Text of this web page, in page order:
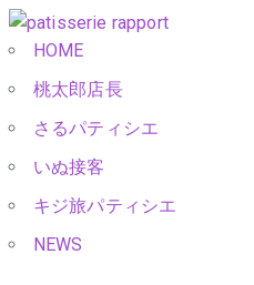
HOME
桃太郎店長
さるパティシエ
いぬ接客
キジ旅パティシエ
NEWS